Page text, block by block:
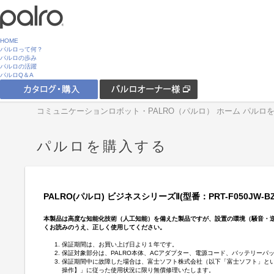
HOME
パルロって何？
パルロの歩み
パルロの活躍
パルロQ＆A
コミュニケーションロボット・PALRO（パルロ） ホーム パルロ
パルロを購入する
PALRO(パルロ) ビジネスシリーズⅡ(型番：PRT-F050JW-
本製品は高度な知能化技術（人工知能）を備えた製品ですが、設置の環境（騒音
くお読みのうえ、正しく使用してください。
保証期間は、お買い上げ日より１年です。
保証対象部分は、PALRO本体、ACアダプター、電源コード、バッテリーパ
保証期間中に故障した場合は、富士ソフト株式会社（以下「富士ソフト」
操作】」に従った使用状況に限り無償修理いたします。